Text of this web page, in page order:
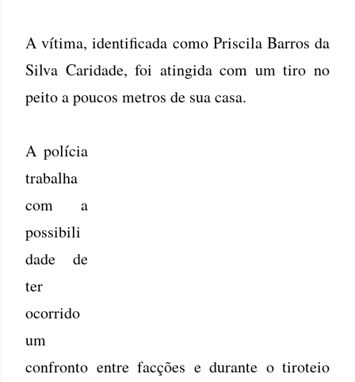
A vítima, identificada como Priscila Barros da
Silva Caridade, foi atingida com um tiro no
peito a poucos metros de sua casa.
A polícia
trabalha
com a
possibili
dade de
ter
ocorrido
um
confronto entre facções e durante o tiroteio